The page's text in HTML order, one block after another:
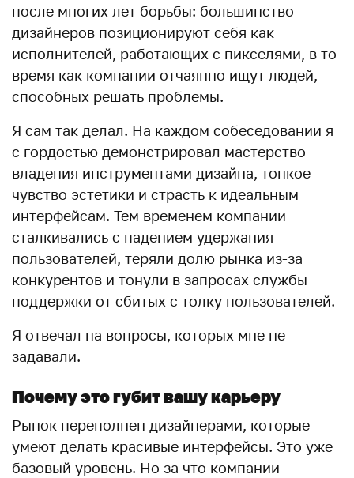
после многих лет борьбы: большинство
дизайнеров позиционируют себя как
исполнителей, работающих с пикселями, в то
время как компании отчаянно ищут людей,
способных решать проблемы.
Я сам так делал. На каждом собеседовании я
с гордостью демонстрировал мастерство
владения инструментами дизайна, тонкое
чувство эстетики и страсть к идеальным
интерфейсам. Тем временем компании
сталкивались с падением удержания
пользователей, теряли долю рынка из-за
конкурентов и тонули в запросах службы
поддержки от сбитых с толку пользователей.
Я отвечал на вопросы, которых мне не
задавали.
Почему это губит вашу карьеру
Рынок переполнен дизайнерами, которые
умеют делать красивые интерфейсы. Это уже
базовый уровень. Но за что компании